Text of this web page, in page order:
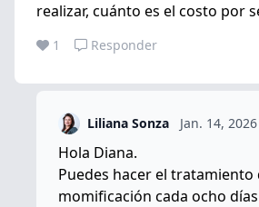
realizar, cuánto es el costo por
1 Responder
Liliana Sonza Jan. 14, 2026
Hola Diana.
Puedes hacer el tratamiento
momificación cada ocho